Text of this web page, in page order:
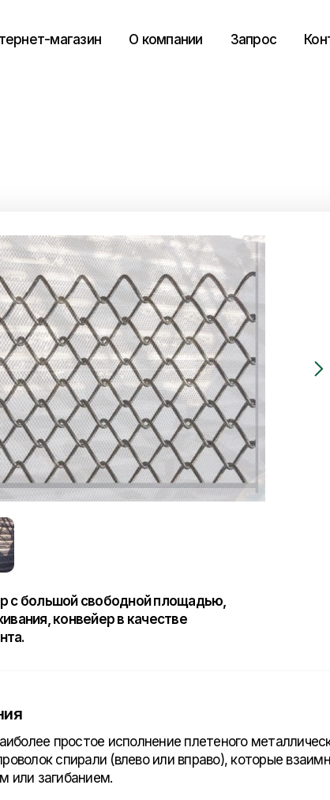
магазин О компании Запрос
с большой свободной площадью,
конвейер в качестве
простое исполнение плетеного
спирали (влево или вправо), которые
или загибанием.